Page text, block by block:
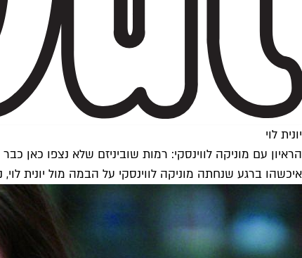
יונית לוי
הראיון עם מוניקה לווינסקי: רמות שוביניזם שלא נצפו כאן
איכשהו ברגע שנחתה מוניקה לווינסקי על הבמה מול יונית